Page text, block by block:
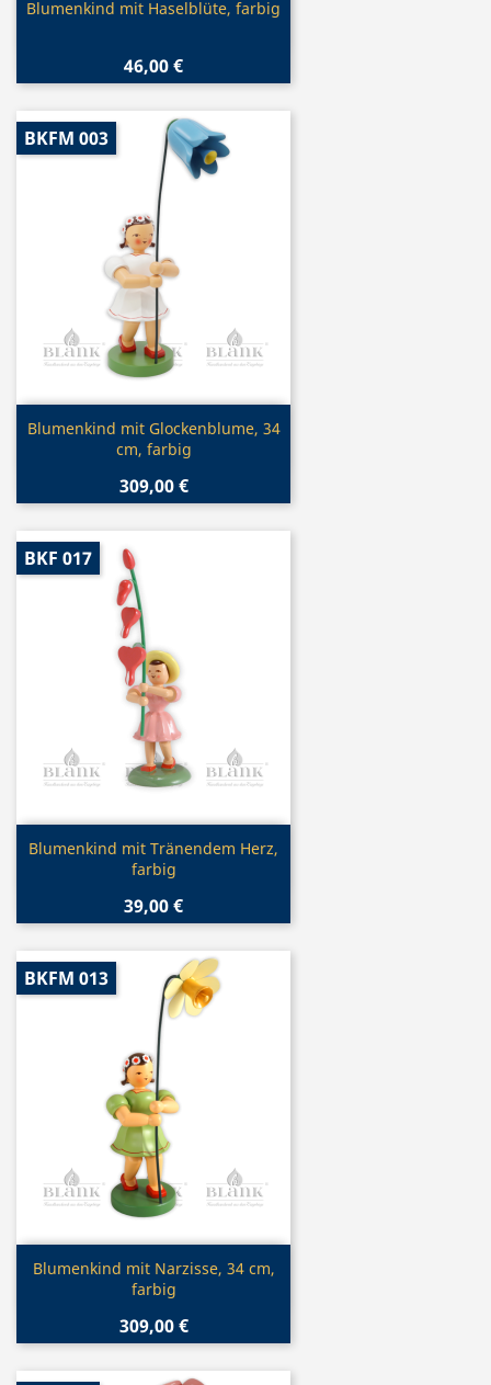
Vorschau
Blumenkind mit Haselblüte, farbig
46,00 €
Vorschau
Blumenkind mit Glockenblume, 34
cm, farbig
309,00 €
BKFM 003
Vorschau
Blumenkind mit Tränendem Herz,
farbig
39,00 €
BKF 017
 Vorschau
Blumenkind mit Narzisse, 34 cm,
farbig
309,00 €
BKFM 013